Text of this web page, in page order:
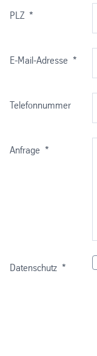
PLZ *
E-Mail-Adresse *
Telefonnummer
Anfrage *
Datenschutz *